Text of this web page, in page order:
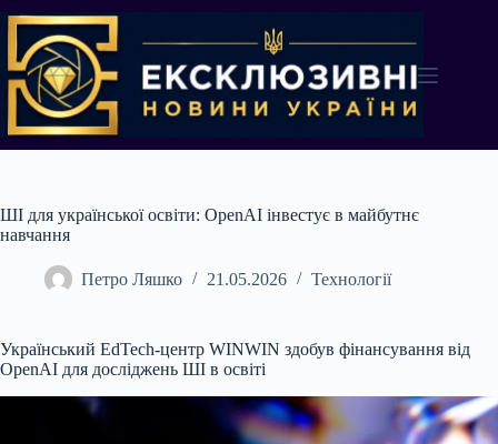
до
вмісту
ШІ для української освіти: OpenAI інвестує в майбутнє
навчання
Петро Ляшко 21.05.2026 Технології
Український EdTech-центр WINWIN здобув фінансування від
OpenAI для досліджень ШІ в освіті